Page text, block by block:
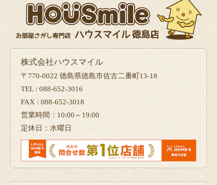
株式会社ハウスマイル
〒770-0022 徳島県徳島市佐古二番町13-18
TEL : 088-652-3016
FAX : 088-652-3018
営業時間：10:00～19:00
定休日：水曜日